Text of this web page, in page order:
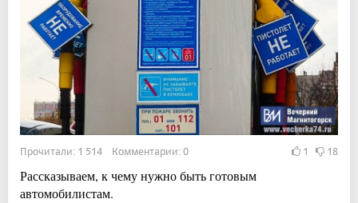
Прочитали: 1 514 Комментарии: 0 1 18
Рассказываем, к чему нужно быть готовым
автомобилистам.